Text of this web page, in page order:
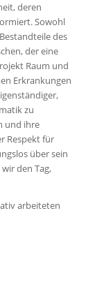
deren
Sowohl
des
der eine
Raum und
Erkrankungen
zu
und ihre
Respekt für
über sein
den Tag,
arbeiteten